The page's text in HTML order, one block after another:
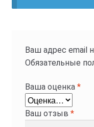
Ваш адрес email
Обязательные
Ваша оценка *
Ваш отзыв *